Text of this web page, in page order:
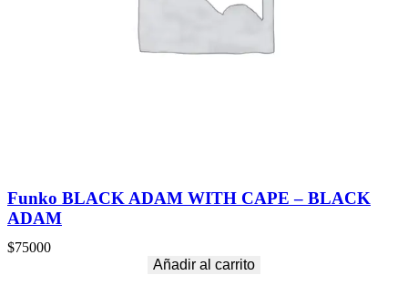
Funko BLACK ADAM WITH CAPE – BLACK
ADAM
$75000
Añadir al carrito